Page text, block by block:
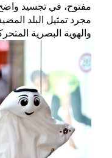
مفتوح، في تجسيد واضح
مجرد تمثيل البلد
والهوية البصرية